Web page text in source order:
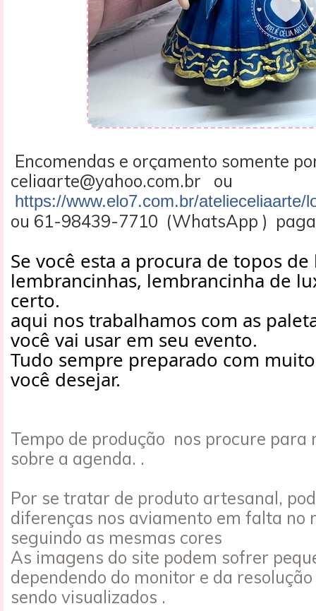
Encomendas e orçamento somente
celiaarte@yahoo.com.br ou
https://www.elo7.com.br/atelieceliaarte/
ou 61-98439-7710 (WhatsApp )
Se você esta a procura de topos
lembrancinhas, lembrancinha de
certo.
aqui nos trabalhamos com as
você vai usar em seu evento.
Tudo sempre preparado com
você desejar.
Tempo de produção nos procure para
sobre a agenda. .
Por se tratar de produto artesanal,
diferenças nos aviamento em falta no
seguindo as mesmas cores
As imagens do site podem sofrer
dependendo do monitor e da
sendo visualizados .